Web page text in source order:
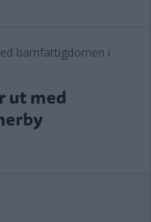
ut med